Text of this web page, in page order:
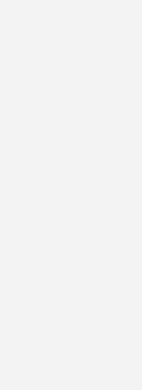
effektiver
heimischen
konnten. 3:1 (5.)
der
Leben schwer
erfolgreich. 8:5
Schmidt liesen
nach einer
zur verkürzen.
Treffer und zwang
Und anscheinend
kommenden
zusammen und
4:1-Lauf. 16:12
kämpften sich
Schwächephase.
eröffneten die
der Pause, durch
sorgten dafür dass
die Halbzeit ging